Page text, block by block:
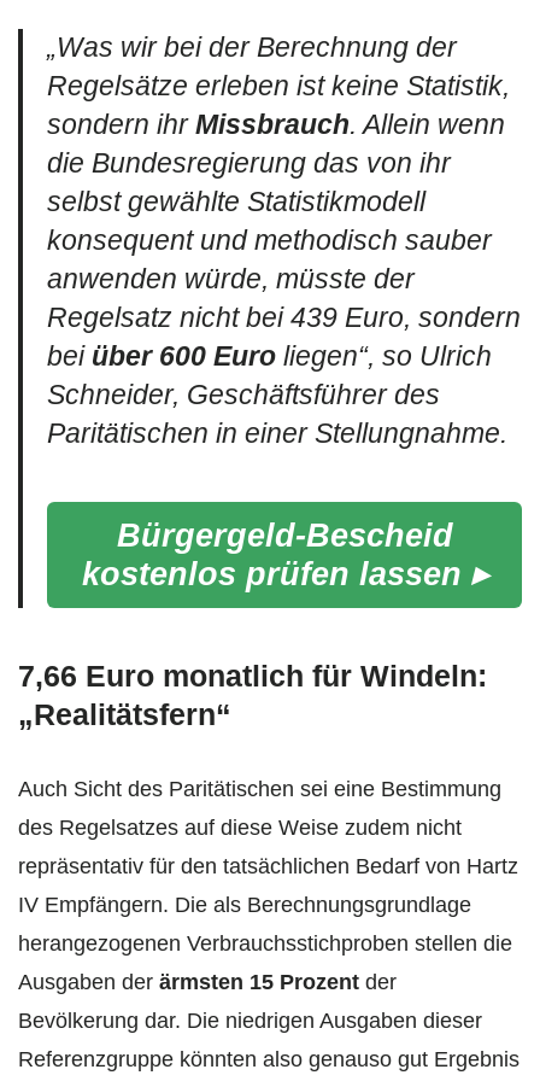
„Was wir bei der Berechnung der
Regelsätze erleben ist keine Statistik,
sondern ihr Missbrauch. Allein wenn
die Bundesregierung das von ihr
selbst gewählte Statistikmodell
konsequent und methodisch sauber
anwenden würde, müsste der
Regelsatz nicht bei 439 Euro, sondern
bei über 600 Euro liegen“, so Ulrich
Schneider, Geschäftsführer des
Paritätischen in einer Stellungnahme.
Bürgergeld-Bescheid
kostenlos prüfen lassen ▸
7,66 Euro monatlich für Windeln:
„Realitätsfern“
Auch Sicht des Paritätischen sei eine Bestimmung
des Regelsatzes auf diese Weise zudem nicht
repräsentativ für den tatsächlichen Bedarf von Hartz
IV Empfängern. Die als Berechnungsgrundlage
herangezogenen Verbrauchsstichproben stellen die
Ausgaben der ärmsten 15 Prozent der
Bevölkerung dar. Die niedrigen Ausgaben dieser
Referenzgruppe könnten also genauso gut Ergebnis